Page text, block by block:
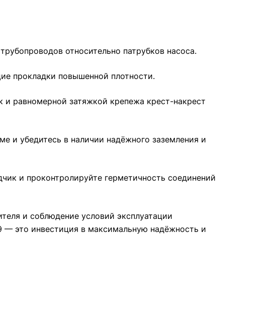
относительно патрубков насоса.
прокладки повышенной плотности.
равномерной затяжкой крепежа крест-накрест
и убедитесь в наличии надёжного заземления и
и проконтролируйте герметичность соединений
и соблюдение условий эксплуатации
— это инвестиция в максимальную надёжность и